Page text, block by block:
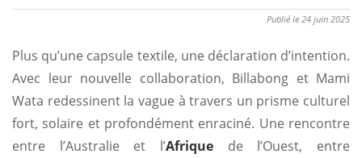
Publié le 24 juin 2025
Plus qu’une capsule textile, une déclaration d’intention.
Avec leur nouvelle collaboration, Billabong et Mami
Wata redessinent la vague à travers un prisme culturel
fort, solaire et profondément enraciné. Une rencontre
entre l’Australie et l’Afrique de l’Ouest, entre